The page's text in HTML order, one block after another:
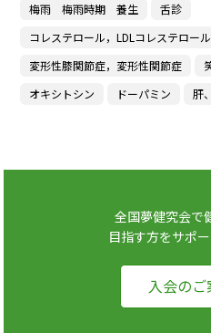
梅雨 梅雨時期 養生
舌診
コレステロール，LDLコレステロー
変形性膝関節症，変形性関節症
オキシトシン
ドーパミン 肝
全国夢健究会で
目指す方をサポ
入会のご